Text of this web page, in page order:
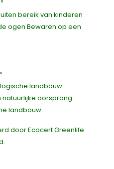
bereik van kinderen
ogen Bewaren op een
landbouw
natuurlijke oorsprong
landbouw
door Ecocert Greenlife